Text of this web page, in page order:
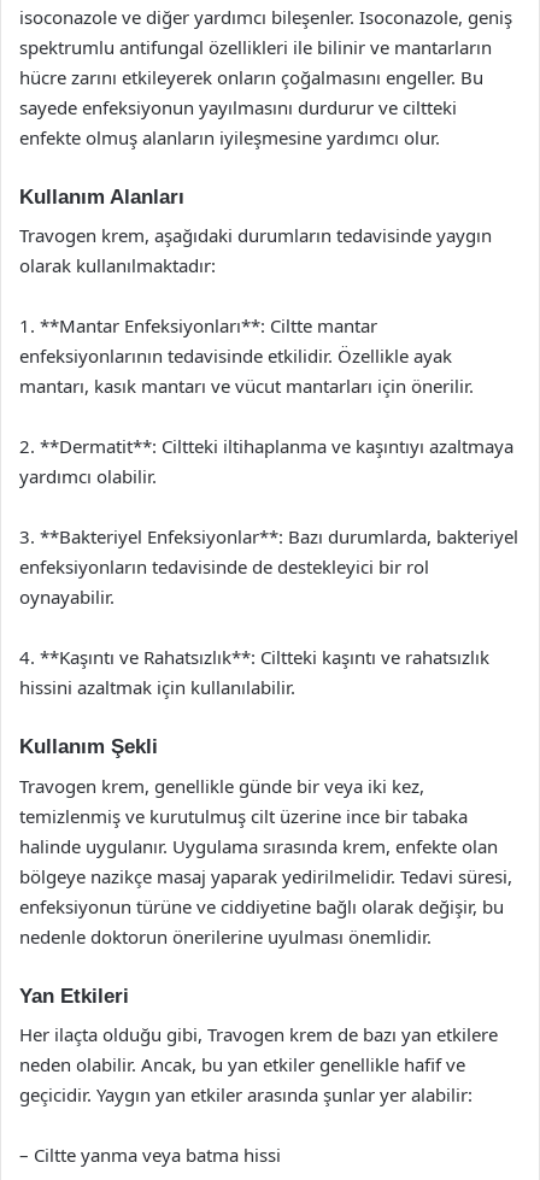
isoconazole ve diğer yardımcı bileşenler. Isoconazole, geniş
spektrumlu antifungal özellikleri ile bilinir ve mantarların
hücre zarını etkileyerek onların çoğalmasını engeller. Bu
sayede enfeksiyonun yayılmasını durdurur ve ciltteki
enfekte olmuş alanların iyileşmesine yardımcı olur.
Kullanım Alanları
Travogen krem, aşağıdaki durumların tedavisinde yaygın
olarak kullanılmaktadır:
1. **Mantar Enfeksiyonları**: Ciltte mantar
enfeksiyonlarının tedavisinde etkilidir. Özellikle ayak
mantarı, kasık mantarı ve vücut mantarları için önerilir.
2. **Dermatit**: Ciltteki iltihaplanma ve kaşıntıyı azaltmaya
yardımcı olabilir.
3. **Bakteriyel Enfeksiyonlar**: Bazı durumlarda, bakteriyel
enfeksiyonların tedavisinde de destekleyici bir rol
oynayabilir.
4. **Kaşıntı ve Rahatsızlık**: Ciltteki kaşıntı ve rahatsızlık
hissini azaltmak için kullanılabilir.
Kullanım Şekli
Travogen krem, genellikle günde bir veya iki kez,
temizlenmiş ve kurutulmuş cilt üzerine ince bir tabaka
halinde uygulanır. Uygulama sırasında krem, enfekte olan
bölgeye nazikçe masaj yaparak yedirilmelidir. Tedavi süresi,
enfeksiyonun türüne ve ciddiyetine bağlı olarak değişir, bu
nedenle doktorun önerilerine uyulması önemlidir.
Yan Etkileri
Her ilaçta olduğu gibi, Travogen krem de bazı yan etkilere
neden olabilir. Ancak, bu yan etkiler genellikle hafif ve
geçicidir. Yaygın yan etkiler arasında şunlar yer alabilir:
– Ciltte yanma veya batma hissi